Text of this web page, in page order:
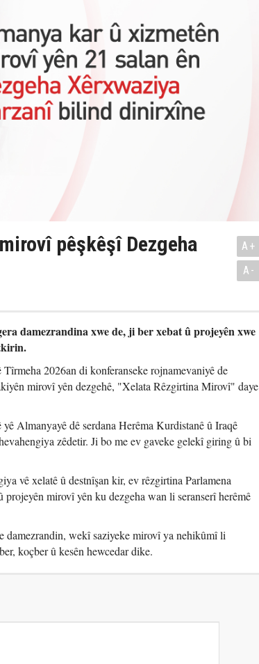
pêşkêşî Dezgeha
A+
A-
damezrandina xwe de, ji ber xebat û projeyên xwe
2026an di konferanseke rojnamevaniyê de
mirovî yên dezgehê, "Xelata Rêzgirtina Mirovî" daye
Almanyayê dê serdana Herêma Kurdistanê û Iraqê
zêdetir. Ji bo me ev gaveke gelekî giring û bi
vê xelatê û destnîşan kir, ev rêzgirtina Parlamena
mirovî yên ku dezgeha wan li seranserî herêmê
damezrandin, wekî saziyeke mirovî ya nehikûmî li
koçber û kesên hewcedar dike.